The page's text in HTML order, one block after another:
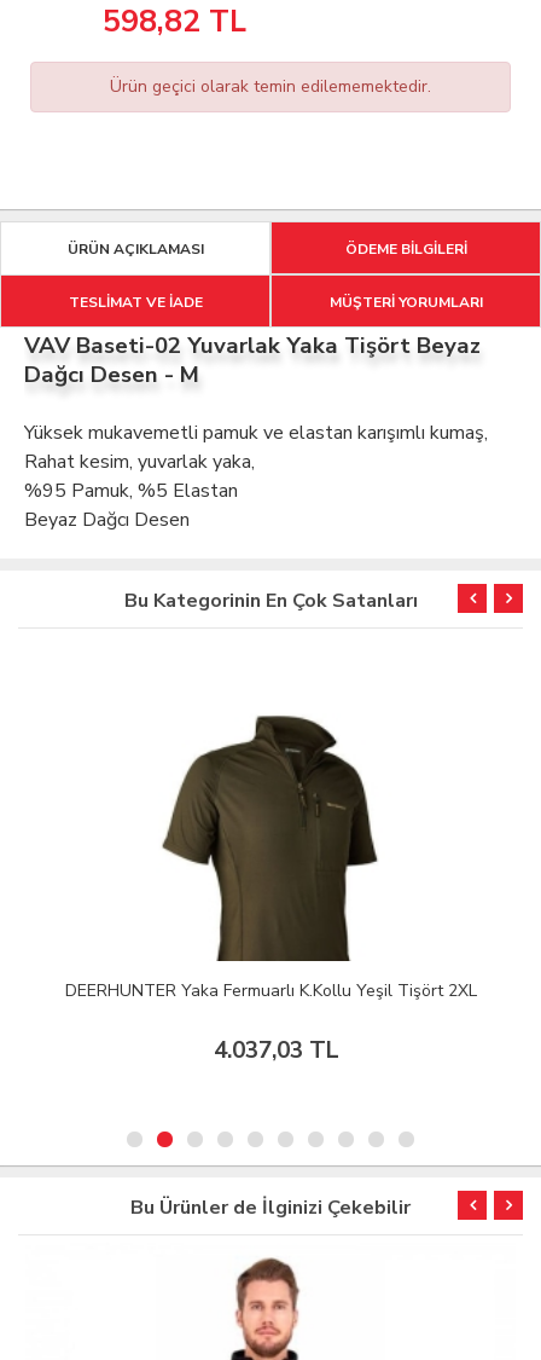
598,82 TL
Ürün geçici olarak temin edilememektedir.
ÜRÜN AÇIKLAMASI ÖDEME BİLGİLERİ
TESLİMAT VE İADE MÜŞTERİ YORUMLARI
VAV Baseti-02 Yuvarlak Yaka Tişört Beyaz
Dağcı Desen - M
Yüksek mukavemetli pamuk ve elastan karışımlı kumaş,
Rahat kesim, yuvarlak yaka,
%95 Pamuk, %5 Elastan
Beyaz Dağcı Desen
Bu Kategorinin En Çok Satanları
DEERHUNTER Yaka Fermuarlı K.Kollu Yeşil Tişört 2XL
4.037,03 TL
Bu Ürünler de İlginizi Çekebilir